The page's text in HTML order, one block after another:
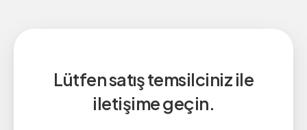
Lütfen satış temsilciniz ile
iletişime geçin.